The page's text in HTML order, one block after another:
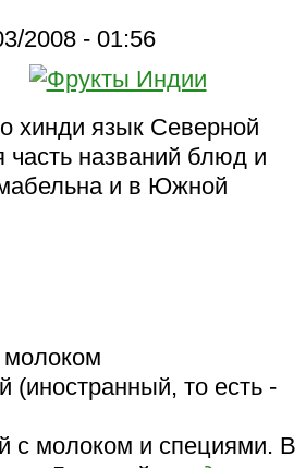
2008 - 01:56
хинди язык Северной
названий блюд и
и в Южной
молоком
(иностранный, то есть -
с молоком и специями. В